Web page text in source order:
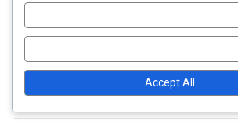
KATEGÓRIÁK
Accept All